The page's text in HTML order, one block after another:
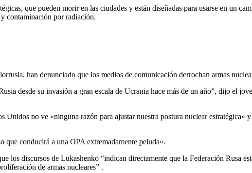
que pueden morir en las ciudades y están diseñadas para usarse en un
contaminación por radiación.
han denunciado que los medios de comunicación derrochan armas
desde su invasión a gran escala de Ucrania hace más de un año”, dijo el
no ve «ninguna razón para ajustar nuestra postura nuclear estratégica»
conducirá a una OPA extremadamente peluda».
discursos de Lukashenko “indican directamente que la Federación Rusa
de armas nucleares” .